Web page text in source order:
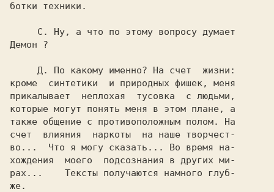
ботки техники.
     С.
Демон ?
     Д.
По какому именно? На счет  жизни:
кроме  синтетики  и природных фишек, меня
прикалывает  неплохая  тусовка  с людьми,
которые могут понять меня в этом плане, а
также общение с противоположным полом. На
счет  влияния  наркоты  на наше творчест-
во...  Что я могу сказать... Во время на-
хождения  моего  подсознания в других ми-
рах...    Тексты получаются намного глуб-
же.